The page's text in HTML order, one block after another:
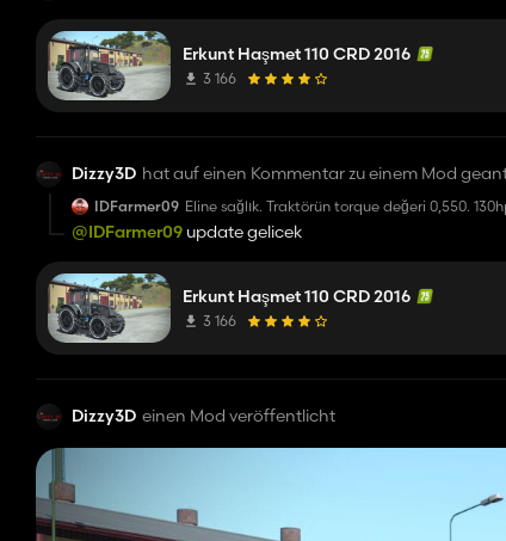
Erkunt Haşmet 110 CRD 2016
3 166
Dizzy3D hat auf einen Kommentar zu einem Mod
IDFarmer09 Eline sağlık. Traktörün torque değeri 0,550.
@IDFarmer09 update gelicek
Erkunt Haşmet 110 CRD 2016
3 166
Dizzy3D einen Mod veröffentlicht